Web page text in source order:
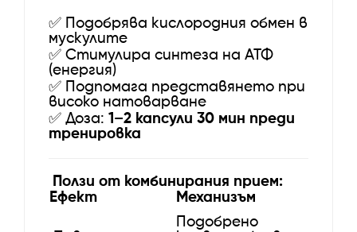
✅ Подобрява кислородния обмен в
мускулите
✅ Стимулира синтеза на АТФ
(енергия)
✅ Подпомага представянето при
високо натоварване
✅ Доза: 1–2 капсули 30 мин преди
тренировка
Ползи от комбинирания прием:
Ефект
Механизъм
Подобрено